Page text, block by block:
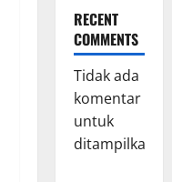
RECENT
COMMENTS
Tidak ada
komentar
untuk
ditampilkan.